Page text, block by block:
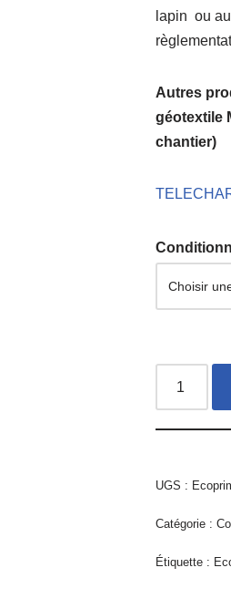
lapin ou
Autres
géotextile
chantier)
UGS :
Catégorie :
Étiquette :